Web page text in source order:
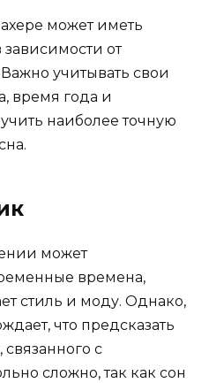
может иметь
от
учитывать свои
время года и
наиболее точную
может
времена,
стиль и моду. Однако,
что предсказать
связанного с
сложно, так как сон